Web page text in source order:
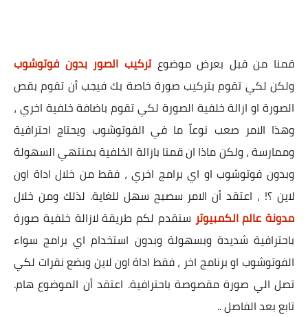
قمنا من قبل بعرض موضوعتركيب الصور بدون فوتوشوب
ولكن لكي تقوم بتركيب صورة خاصة بك فيجب أن تقوم بقص
الصورة او ازالة خلفية الصورة لكي تقوم باضافة خلفية اخري ،
وهذا الامر صعب نوعاً ما في الفوتوشوب ويحتاج احترافية
وممارسة ، ولكن ماذا ان قمنا بازالة الخلفية بمنتهي السهولة
وبدون فوتوشوب او اي برامج اخري ، فقط من خلال اداة اون
لاين ؟! ، اعتقد أن الامر سصبح سهل للغاية. لذلك ومن خلال
مدونة عالم الكمبيوتر سنقدم لكم طريقة لازالة خلفية صورة
باحترافية شديدة وبسهولة وبدون استخدام اي برامج سواء
الفوتوشوب او برنامج اخر ، فقط اداة اون لاين وبضع نقرات لكي
تصل الي صورة مقصوصة باحترافية. اعتقد أن الموضوع هام.
تابع بعد الفاصل ..